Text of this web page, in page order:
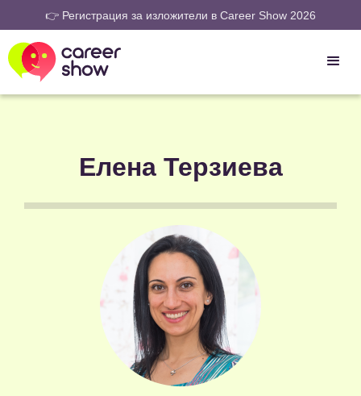
👉 Регистрация за изложители в Career Show 2026
Елена Терзиева